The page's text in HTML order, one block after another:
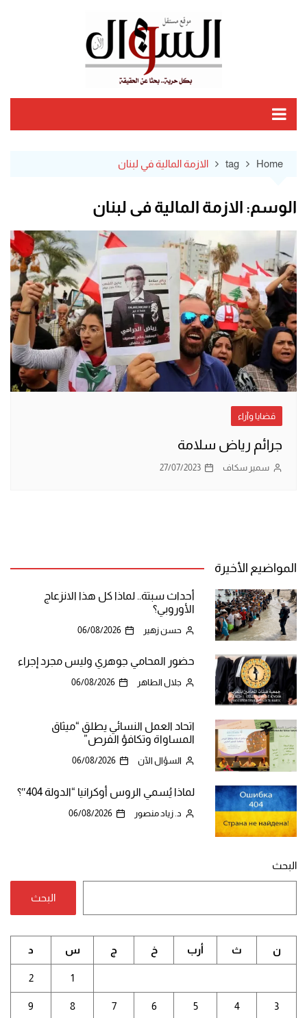
Home
tag الازمة المالية في لبنان
الوسم: الازمة المالية في لبنان
قضايا وآراء
جرائم رياض سلامة
سمير سكاف 27/07/2023
المواضيع الأخيرة
أحداث سبتة.. لماذا كل هذا الانزعاج
الأوروبي؟
حسن زهير 06/08/2026
حضور المحامي جوهري وليس مجرد إجراء
جلال الطاهر 06/08/2026
اتحاد العمل النسائي يطلق “ميثاق
المساواة وتكافؤ الفرص”
السؤال الآن 06/08/2026
لماذا يُسمي الروس أوكرانيا “الدولة 404″؟
د. زياد منصور 06/08/2026
البحث
البحث
ن ث أرب خ ج س د
1
2
3
4
5
6
7
8
9